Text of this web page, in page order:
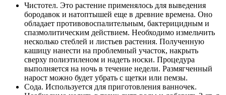
Чистотел. Это растение применялось для выведения
бородавок и натоптышей еще в древние времена. Оно
обладает противовоспалительным, бактерицидным и
спазмолитическим действием. Необходимо измельчить
несколько стеблей и листьев растения. Полученную
кашицу нанести на проблемный участок, накрыть
сверху полиэтиленом и надеть носки. Процедура
выполняется на ночь в течение недели. Размягченный
нарост можно будет убрать с щетки или пемзы.
Сода. Используется для приготовления ванночек.